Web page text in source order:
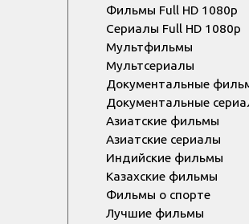
Фильмы Full HD 1080p
Сериалы Full HD 1080p
Мультфильмы
Мультсериалы
Документальные
Документальные
Азиатские фильмы
Азиатские сериалы
Индийские фильмы
Казахские фильмы
Фильмы о спорте
Лучшие фильмы